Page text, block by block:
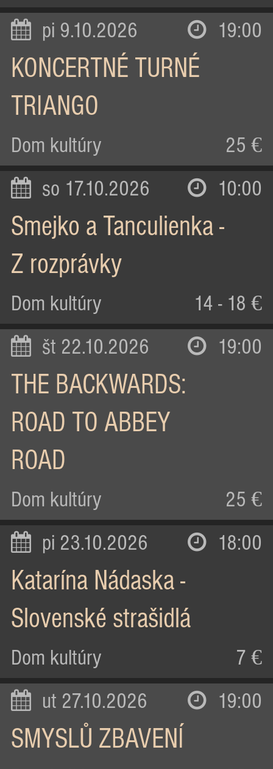
pi 9.10.2026 19:00
KONCERTNÉ TURNÉ
TRIANGO
Dom kultúry 25 €
so 17.10.2026 10:00
Smejko a Tanculienka -
Z rozprávky
Dom kultúry 14 - 18 €
št 22.10.2026 19:00
THE BACKWARDS:
ROAD TO ABBEY
ROAD
Dom kultúry 25 €
pi 23.10.2026 18:00
Katarína Nádaska -
Slovenské strašidlá
Dom kultúry 7 €
ut 27.10.2026 19:00
SMYSLŮ ZBAVENÍ